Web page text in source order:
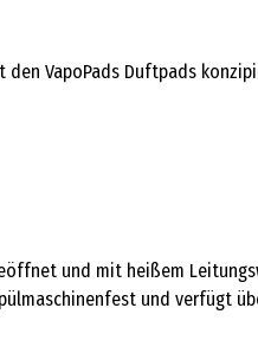
den VapoPads Duftpads
und mit heißem
und verfügt